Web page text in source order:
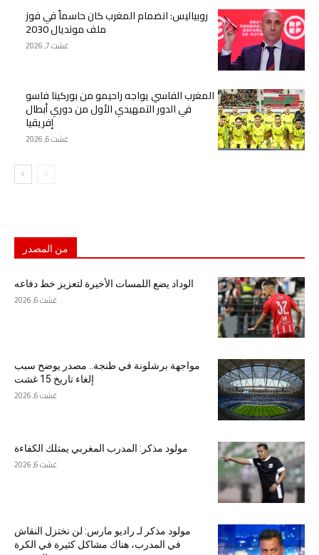
روبياليس: انضمام المغرب كان حاسماً في فوز
ملف مونديال 2030
غشت 7, 2026
المغرب الفاسي يواجه راحيمو من بوركينا فاسو
في الدور التمهيدي الأول من دوري أبطال
إفريقيا
غشت 6, 2026
من المصدر
الوداد يضع اللمسات الأخيرة لتعزيز خط دفاعه
غشت 6, 2026
مواجهة برشلونة في طنجة.. مصدر يوضح سبب
إلغاء تاريخ 15 غشت
غشت 6, 2026
مولود مذكر: المدرب المغربي يمتلك الكفاءة
غشت 6, 2026
مولود مذكر لـ راديو مارس: لن نختزل النقاش
في المدرب، هناك مشاكل كثيرة في الكرة